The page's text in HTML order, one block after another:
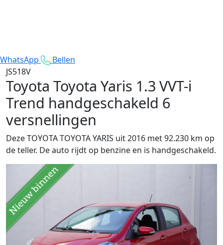
WhatsApp
Bellen
JS518V
Toyota Toyota Yaris 1.3 VVT-i
Trend handgeschakeld 6
versnellingen
Deze TOYOTA TOYOTA YARIS uit 2016 met 92.230 km op
de teller. De auto rijdt op benzine en is handgeschakeld.